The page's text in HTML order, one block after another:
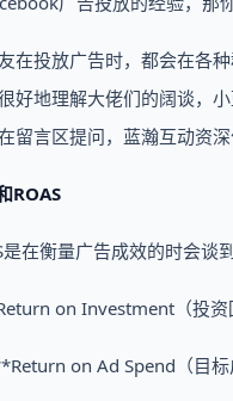
在投放广告时，都会在各
好地理解大佬们的阔谈，
留言区提问，蓝瀚互动资深
ROAS
在衡量广告成效的时会谈
on Investment（投资
on Ad Spend（目标